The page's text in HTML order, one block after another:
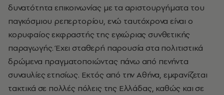
δυνατότητα επικοινωνίας με τα αριστουργήματα του
παγκόσμιου ρεπερτορίου, ενώ ταυτόχρονα είναι ο
κορυφαίος εκφραστής της εγχώριας συνθετικής
παραγωγής. Έχει σταθερή παρουσία στα πολιτιστικά
δρώμενα πραγματοποιώντας πάνω από πενήντα
συναυλίες ετησίως. Εκτός από την Αθήνα, εμφανίζεται
τακτικά σε πολλές πόλεις της Ελλάδας, καθώς και σε